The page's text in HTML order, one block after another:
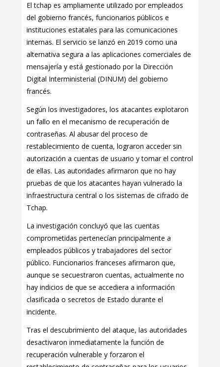
El tchap es ampliamente utilizado por empleados
del gobierno francés, funcionarios públicos e
instituciones estatales para las comunicaciones
internas. El servicio se lanzó en 2019 como una
alternativa segura a las aplicaciones comerciales de
mensajería y está gestionado por la Dirección
Digital Interministerial (DINUM) del gobierno
francés.
Según los investigadores, los atacantes explotaron
un fallo en el mecanismo de recuperación de
contraseñas. Al abusar del proceso de
restablecimiento de cuenta, lograron acceder sin
autorización a cuentas de usuario y tomar el control
de ellas. Las autoridades afirmaron que no hay
pruebas de que los atacantes hayan vulnerado la
infraestructura central o los sistemas de cifrado de
Tchap.
La investigación concluyó que las cuentas
comprometidas pertenecían principalmente a
empleados públicos y trabajadores del sector
público. Funcionarios franceses afirmaron que,
aunque se secuestraron cuentas, actualmente no
hay indicios de que se accediera a información
clasificada o secretos de Estado durante el
incidente.
Tras el descubrimiento del ataque, las autoridades
desactivaron inmediatamente la función de
recuperación vulnerable y forzaron el